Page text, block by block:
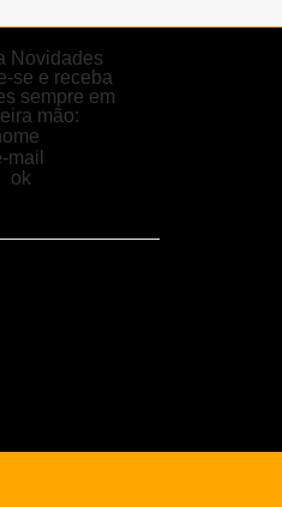
Novidades
se e receba
sempre em
mão: